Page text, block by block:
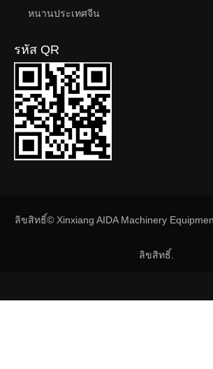
หนานประเทศจีน
รหัส QR
ลิขสิทธิ์© Xinxiang AIDA Machinery
ลิขสิทธิ์.